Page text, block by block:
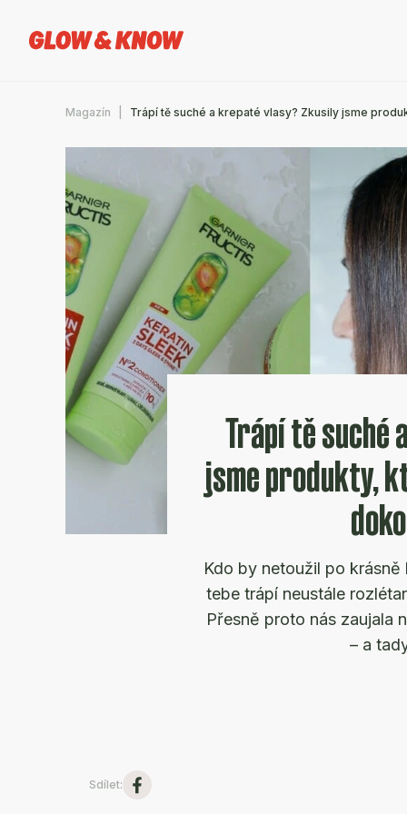
Magazín Trápí tě suché a krepaté vlasy? Zkusily jsme
Trápí tě suché
jsme produkty,
Kdo by netoužil po
tebe trápí neustále
Přesně proto nás zaujala
– a
Sdílet: